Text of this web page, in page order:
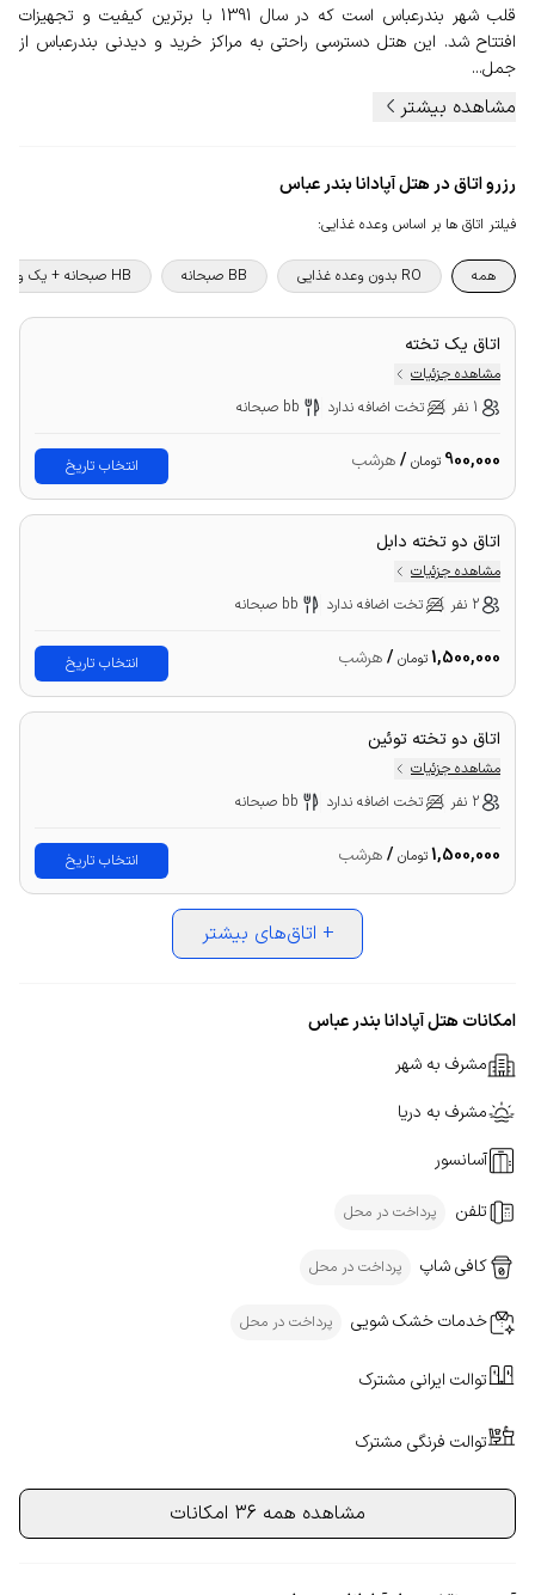
قلب شهر بندرعباس است که در سال 1391 با برترین کیفیت و تجهیزات
افتتاح شد. این هتل دسترسی راحتی به مراکز خرید و دیدنی بندرعباس از
جمل...
مشاهده بیشتر
رزرو اتاق در هتل آپادانا بندر عباس
فیلتر اتاق ها بر اساس وعده غذایی:
همه RO بدون وعده غذایی BB صبحانه HB صبحانه + یک وعده غذا
اتاق یک تخته
مشاهده جزئیات
1 نفر
تخت اضافه ندارد bb صبحانه
900,000 تومان /هرشب انتخاب تاریخ
اتاق دو تخته دابل
مشاهده جزئیات
2 نفر
تخت اضافه ندارد bb صبحانه
1,500,000تومان /هرشب انتخاب تاریخ
اتاق دو تخته توئین
مشاهده جزئیات
2 نفر
تخت اضافه ندارد bb صبحانه
1,500,000تومان /هرشب انتخاب تاریخ
+ اتاق‌های بیشتر
امکانات هتل آپادانا بندر عباس
مشرف به شهر
مشرف به دریا
آسانسور
تلفن پرداخت در محل
کافی شاپ پرداخت در محل
خدمات خشک شویی پرداخت در محل
توالت ایرانی مشترک
توالت فرنگی مشترک
مشاهده همه 36 امکانات